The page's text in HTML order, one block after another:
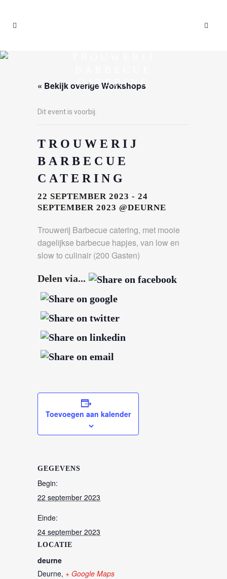
CATERING
« Bekijk overige Workshops
Dit event is voorbij.
TROUWERIJ
BARBECUE
CATERING
22 SEPTEMBER 2023 - 24
SEPTEMBER 2023 @DEURNE
Trouwerij Barbecue catering, met mooie
dagelijkse barbecue hapjes, van low en
slow to culinair (200 Gasten)
Delen via...
Toevoegen aan kalender
GEGEVENS
Begin:
22 september 2023
Einde:
24 september 2023
LOCATIE
deurne
Deurne, + Google Maps